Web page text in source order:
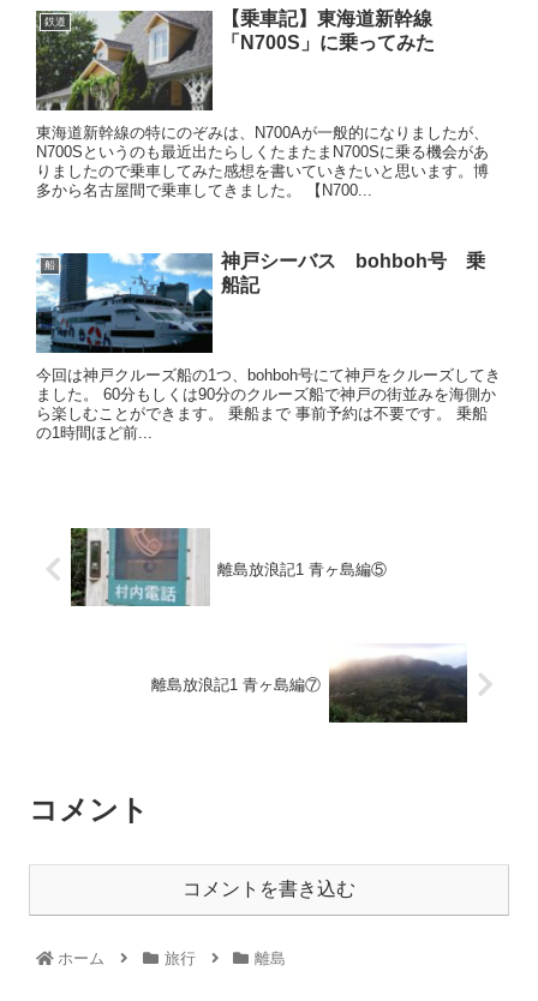
鉄道
【乗車記】東海道新幹線
「N700S」に乗ってみた
東海道新幹線の特にのぞみは、N700Aが一般的になりましたが、
N700Sというのも最近出たらしくたまたまN700Sに乗る機会があ
りましたので乗車してみた感想を書いていきたいと思います。博
多から名古屋間で乗車してきました。 【N700...
船
神戸シーバス bohboh号 乗
船記
今回は神戸クルーズ船の1つ、bohboh号にて神戸をクルーズしてき
ました。 60分もしくは90分のクルーズ船で神戸の街並みを海側か
ら楽しむことができます。 乗船まで 事前予約は不要です。 乗船
の1時間ほど前...
離島放浪記1 青ヶ島編⑤
離島放浪記1 青ヶ島編⑦
コメント
コメントを書き込む
ホーム 旅行 離島